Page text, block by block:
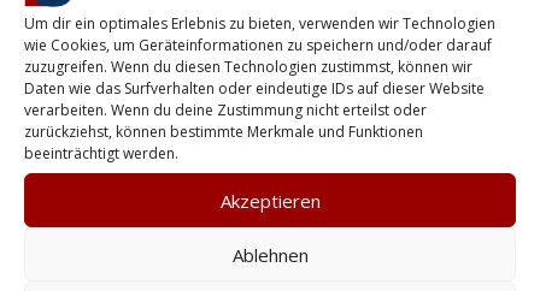
Um dir ein optimales Erlebnis zu bieten, verwenden wir Technologien
wie Cookies, um Geräteinformationen zu speichern und/oder darauf
zuzugreifen. Wenn du diesen Technologien zustimmst, können wir
Daten wie das Surfverhalten oder eindeutige IDs auf dieser Website
verarbeiten. Wenn du deine Zustimmung nicht erteilst oder
zurückziehst, können bestimmte Merkmale und Funktionen
beeinträchtigt werden.
Akzeptieren
Ablehnen
Kaufhausüberwachung ist ein
Thema, das man nicht
unterschätzen sollte. Ich habe
erlebt, wie wichtig es ist, einen
Sicherheitsdienst aus der Region
zu engagieren. Lokale Anbieter
sind flexibel, schnell vor Ort und